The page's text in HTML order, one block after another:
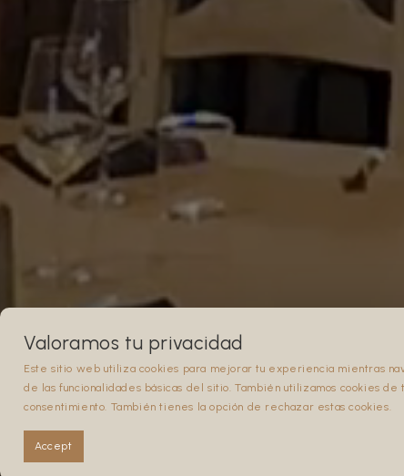
Valoramos tu privacidad
Este sitio web utiliza cookies para mejorar tu experiencia mientras
de las funcionalidades básicas del sitio. También utilizamos cookies
consentimiento. También tienes la opción de rechazar estas cookies.
Accept